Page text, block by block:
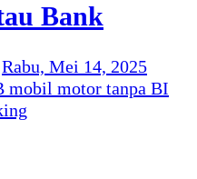
Bank
Rabu, Mei 14, 2025